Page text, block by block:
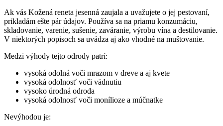
Ak vás Kožená reneta jesenná zaujala a uvažujete o jej pestovaní,
prikladám ešte pár údajov. Používa sa na priamu konzumáciu,
skladovanie, varenie, sušenie, zaváranie, výrobu vína a destilovanie.
V niektorých popisoch sa uvádza aj ako vhodné na muštovanie.
Medzi výhody tejto odrody patrí:
vysoká odolná voči mrazom v dreve a aj kvete
vysoká odolnosť voči vädnutiu
vysoko úrodná odroda
vysoká odolnosť voči monílioze a múčnatke
Nevýhodou je: